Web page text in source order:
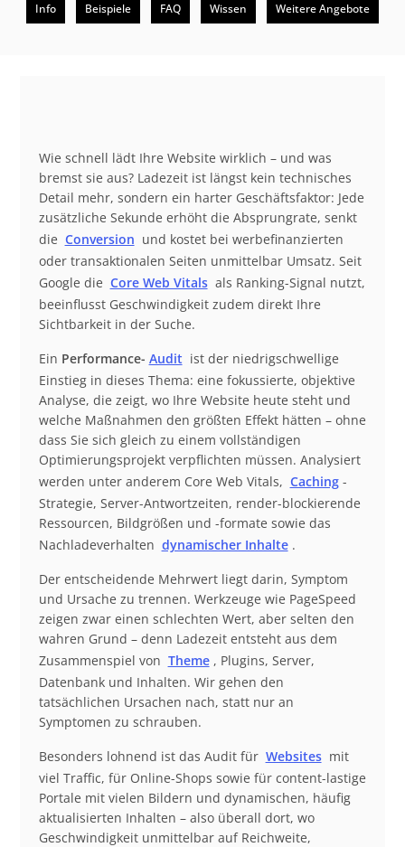
Info Beispiele FAQ Wissen Weitere Angebote
Beschreibung
Wie schnell lädt Ihre Website wirklich – und was
bremst sie aus? Ladezeit ist längst kein technisches
Detail mehr, sondern ein harter Geschäftsfaktor: Jede
zusätzliche Sekunde erhöht die Absprungrate, senkt
die Conversion und kostet bei werbefinanzierten
oder transaktionalen Seiten unmittelbar Umsatz. Seit
Google die Core Web Vitals als Ranking-Signal nutzt,
beeinflusst Geschwindigkeit zudem direkt Ihre
Sichtbarkeit in der Suche.
Ein Performance- Audit ist der niedrigschwellige
Einstieg in dieses Thema: eine fokussierte, objektive
Analyse, die zeigt, wo Ihre Website heute steht und
welche Maßnahmen den größten Effekt hätten – ohne
dass Sie sich gleich zu einem vollständigen
Optimierungsprojekt verpflichten müssen. Analysiert
werden unter anderem Core Web Vitals, Caching -
Strategie, Server-Antwortzeiten, render-blockierende
Ressourcen, Bildgrößen und -formate sowie das
Nachladeverhalten dynamischer Inhalte .
Der entscheidende Mehrwert liegt darin, Symptom
und Ursache zu trennen. Werkzeuge wie PageSpeed
zeigen zwar einen schlechten Wert, aber selten den
wahren Grund – denn Ladezeit entsteht aus dem
Zusammenspiel von Theme , Plugins, Server,
Datenbank und Inhalten. Wir gehen den
tatsächlichen Ursachen nach, statt nur an
Symptomen zu schrauben.
Besonders lohnend ist das Audit für Websites mit
viel Traffic, für Online-Shops sowie für content-lastige
Portale mit vielen Bildern und dynamischen, häufig
aktualisierten Inhalten – also überall dort, wo
Geschwindigkeit unmittelbar auf Reichweite,